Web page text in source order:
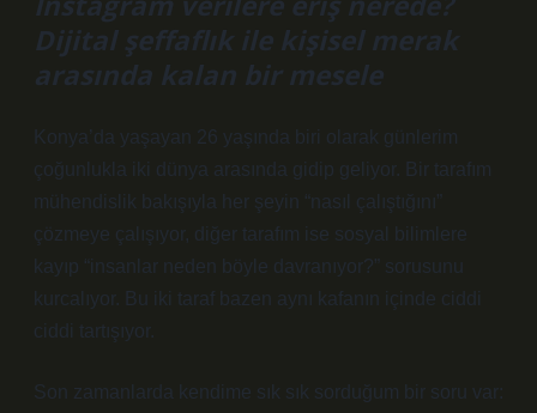
Dijital şeffaflık ile kişisel merak
arasında kalan bir mesele
Konya’da yaşayan 26 yaşında biri olarak günlerim
çoğunlukla iki dünya arasında gidip geliyor. Bir tarafım
mühendislik bakışıyla her şeyin “nasıl çalıştığını”
çözmeye çalışıyor, diğer tarafım ise sosyal bilimlere
kayıp “insanlar neden böyle davranıyor?” sorusunu
kurcalıyor. Bu iki taraf bazen aynı kafanın içinde ciddi
ciddi tartışıyor.
Son zamanlarda kendime sık sık sorduğum bir soru var: